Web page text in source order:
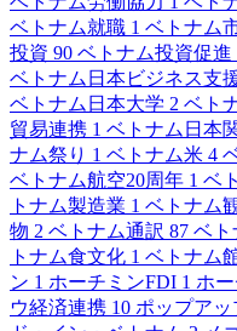
ベトナム就職 1 ベトナム
投資 90 ベトナム投資促進
ベトナム日本ビジネス支
ベトナム日本大学 2 ベト
貿易連携 1 ベトナム日本
ナム祭り 1 ベトナム米 4
ベトナム航空20周年 1 ベ
トナム製造業 1 ベトナム
物 2 ベトナム通訳 87 ベト
トナム食文化 1 ベトナム
ン 1 ホーチミンFDI 1 ホ
ウ経済連携 10 ポップアッ